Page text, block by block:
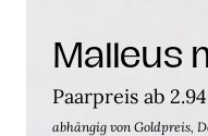
Malleus
Paarpreis ab
abhängig von Goldpreis,